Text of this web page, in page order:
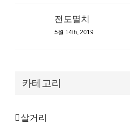
전도멸치
5월 14th, 2019
카테고리
살거리